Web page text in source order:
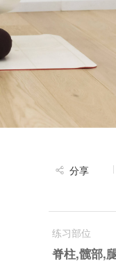
分享
练习部位
脊柱,髋部,